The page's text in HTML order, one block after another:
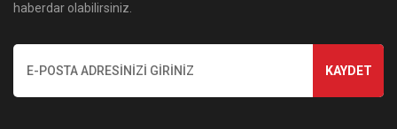
haberdar olabilirsiniz.
KAYDET